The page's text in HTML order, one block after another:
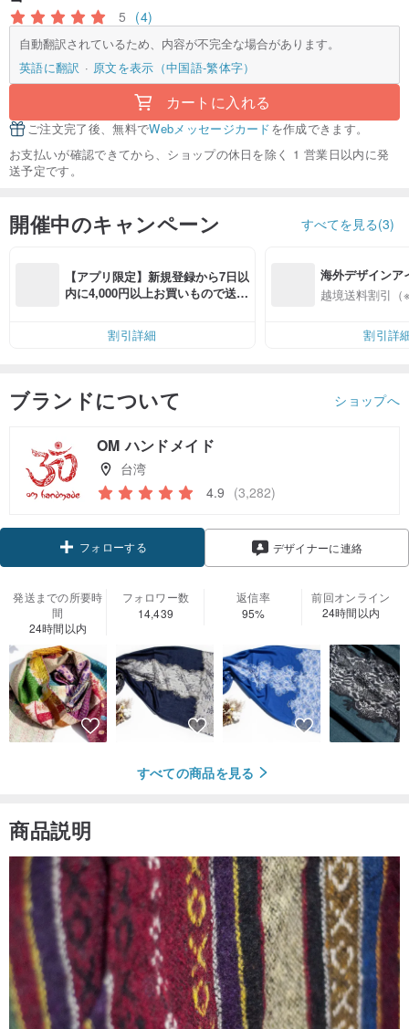
5 (4)
自動翻訳されているため、内容が不完全な場合があります。
英語に翻訳
原文を表示（中国語-繁体字）
カートに入れる
ご注文完了後、無料でWebメッセージカードを作成できます。
お支払いが確認できてから、ショップの休日を除く 1 営業日以内に発
送予定です。
開催中のキャンペーン すべてを見る(3)
【アプリ限定】新規登録から7日以
内に4,000円以上お買いもので送料
割引詳細
海外デザインア
入
越境送料割引（
割引詳
ブランドについて ショップへ
OM ハンドメイド
台湾
4.9 (3,282)
フォローする デザイナーに連絡
発送までの所要時
間
24時間以内
フォロワー数
14,439
返信率
95%
前回オンライン
24時間以内
すべての商品を見る
商品説明